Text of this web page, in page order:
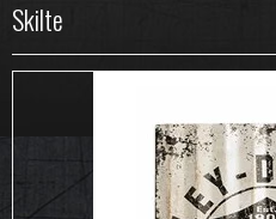
Skilte